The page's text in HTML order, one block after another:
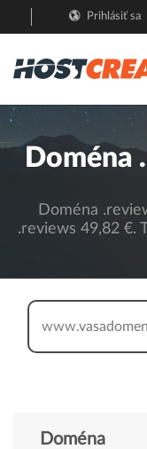
Prihlásiť sa
Doména
Doména
.reviews 49,82 €.
www.
Doména